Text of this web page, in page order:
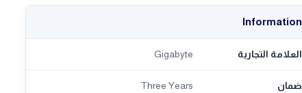
Information
العلامة التجارية Gigabyte
ضمان Three Years